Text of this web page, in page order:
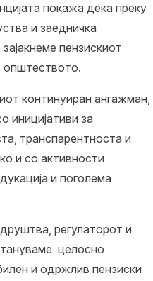
покажа дека преку
и заедничка
пензискиот
општеството.
континуиран ангажман,
иницијативи за
транспарентноста и
и со активности
и поголема
регулаторот и
целосно
и одржлив пензиски